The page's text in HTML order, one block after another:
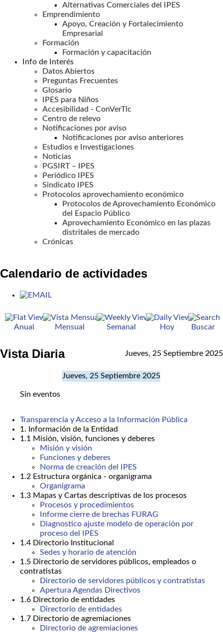
Alternativas Comerciales del IPES
Emprendimiento
Apoyo, Creación y Fortalecimiento
Empresarial
Formación
Formación y capacitación
Info de Interés
Datos Abiertos
Preguntas Frecuentes
Glosario
IPES para Niños
Accesibilidad - ConVerTic
Centro de relevo
Notificaciones por aviso
Notificaciones por aviso anteriores
Estudios e Investigaciones
Noticias
PGSIRT – IPES
Periódico IPES
Sindicato IPES
Protocolos aprovechamiento económico
Protocolos de Aprovechamiento Económico
del Espacio Público
Aprovechamiento Económico en las plazas
distritales de mercado
Crónicas
Calendario de actividades
Anual Mensual Semanal Hoy Buscar
Vista Diaria Jueves, 25 Septiembre 2025
Jueves, 25 Septiembre 2025
Sin eventos
Transparencia y Acceso a la Información Pública
1. Información de la Entidad
1.1 Misión, visión, funciones y deberes
Misión y visión
Funciones y deberes
Norma de creación del IPES
1.2 Estructura orgánica - organigrama
Organigrama
1.3 Mapas y Cartas descriptivas de los procesos
Procesos y procedimientos
Informe cierre de brechas FURAG
Diagnostico ajuste modelo de operación por
proceso del IPES
1.4 Directorio Institucional
Sedes y horario de atención
1.5 Directorio de servidores públicos, empleados o
contratistas
Directorio de servidores públicos y contratistas
Apertura Agendas Directivos
1.6 Directorio de entidades
Directorio de entidades
1.7 Directorio de agremiaciones
Directorio de agremiaciones